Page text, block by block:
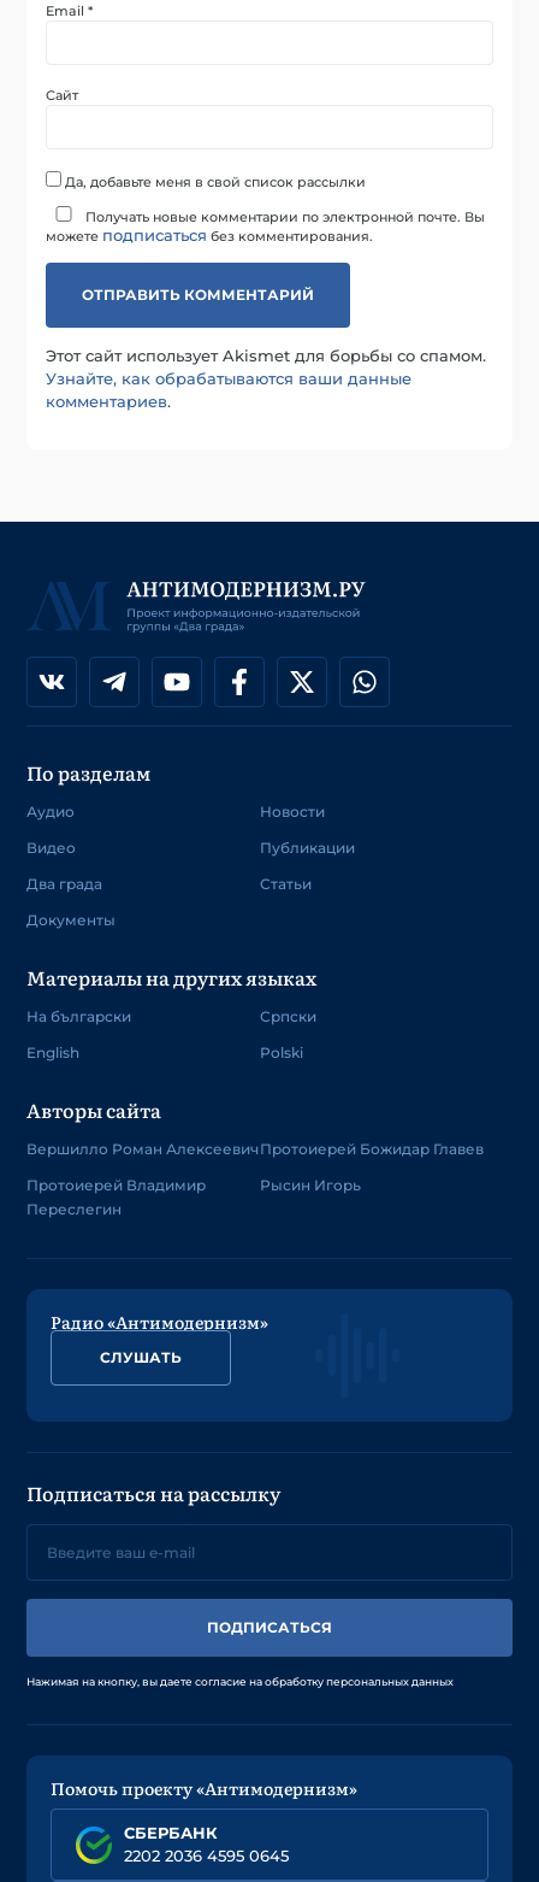
Email*
Сайт
Да, добавьте меня в свой список рассылки
Получать новые комментарии по электронной почте. Вы
можете подписаться без комментирования.
Этот сайт использует Akismet для борьбы со спамом.
Узнайте, как обрабатываются ваши данные
комментариев.
По разделам
Аудио
Видео
Два града
Документы
Новости
Публикации
Статьи
Материалы на других языках
На български
English
Српски
Polski
Авторы сайта
Вершилло Роман Алексеевич
Протоиерей Владимир
Переслегин
Протоиерей Божидар Главев
Рысин Игорь
Радио «Антимодернизм»
СЛУШАТЬ
Подписаться на рассылку
ПОДПИСАТЬСЯ
Нажимая на кнопку, вы даете согласие на обработку персональных данных
Помочь проекту «Антимодернизм»
СБЕРБАНК
2202 2036 4595 0645